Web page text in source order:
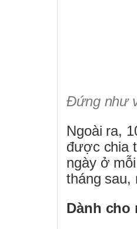
Đứng như
Ngoài ra,
được chia
ngày ở
tháng sau,
Dành